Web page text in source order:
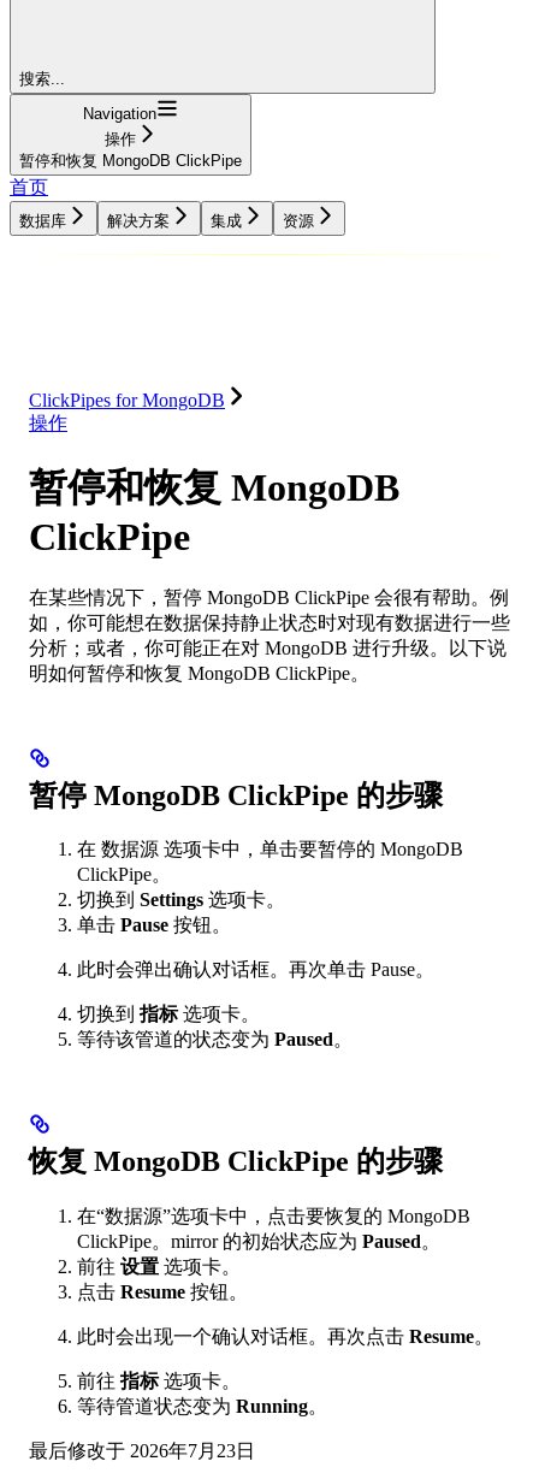
搜索...
Navigation
操作
暂停和恢复 MongoDB ClickPipe
首页
数据库 解决方案 集成 资源
ClickPipes for MongoDB
操作
暂停和恢复 MongoDB
ClickPipe
在某些情况下，暂停 MongoDB ClickPipe 会很有帮助。例
如，你可能想在数据保持静止状态时对现有数据进行一些
分析；或者，你可能正在对 MongoDB 进行升级。以下说
明如何暂停和恢复 MongoDB ClickPipe。
暂停 MongoDB ClickPipe 的步骤
在 数据源 选项卡中，单击要暂停的 MongoDB
ClickPipe。
切换到 Settings 选项卡。
单击 Pause 按钮。
此时会弹出确认对话框。再次单击 Pause。
切换到指标选项卡。
等待该管道的状态变为 Paused。
恢复 MongoDB ClickPipe 的步骤
在“数据源”选项卡中，点击要恢复的 MongoDB
ClickPipe。mirror 的初始状态应为 Paused。
前往 设置 选项卡。
点击 Resume 按钮。
此时会出现一个确认对话框。再次点击 Resume。
前往指标选项卡。
等待管道状态变为 Running。
最后修改于 2026年7月23日